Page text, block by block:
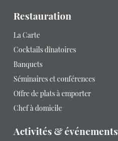
Restauration
La Carte
Cocktails dînatoires
Banquets
Séminaires et conférences
Offre de plats à emporter
Chef à domicile
Activités & événements